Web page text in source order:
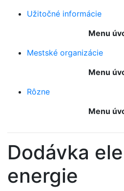
Užitočné informácie
Menu
Mestské organizácie
Menu
Rôzne
Menu
Dodávka
energie